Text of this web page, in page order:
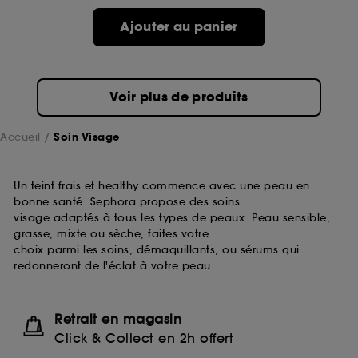
Ajouter au panier
Voir plus de produits
Accueil Soin Visage
Un teint frais et healthy commence avec une peau en
bonne santé. Sephora propose des soins
visage adaptés à tous les types de peaux. Peau sensible,
grasse, mixte ou sèche, faites votre
choix parmi les soins, démaquillants, ou sérums qui
redonneront de l'éclat à votre peau.
Retrait en magasin
Click & Collect en 2h offert
pouvez personnaliser vos choix concernant le dépôt
de ces cookies grâce au bouton "personnaliser mes
choix" ci-dessous ou décider de "tout accepter".
Sephora pourra associer les informations de
collectées ou générées lors de votre activité en ligne
ou en magasin. Pour refuser tous les cookies, cliques
sur "continuer sans accepter". Voous pouvez à tout
moment choisir de retirer votrte consentement. Si vous
souhaitez obtenir plus d'information sur les cookies
utilisés, cliquezici.